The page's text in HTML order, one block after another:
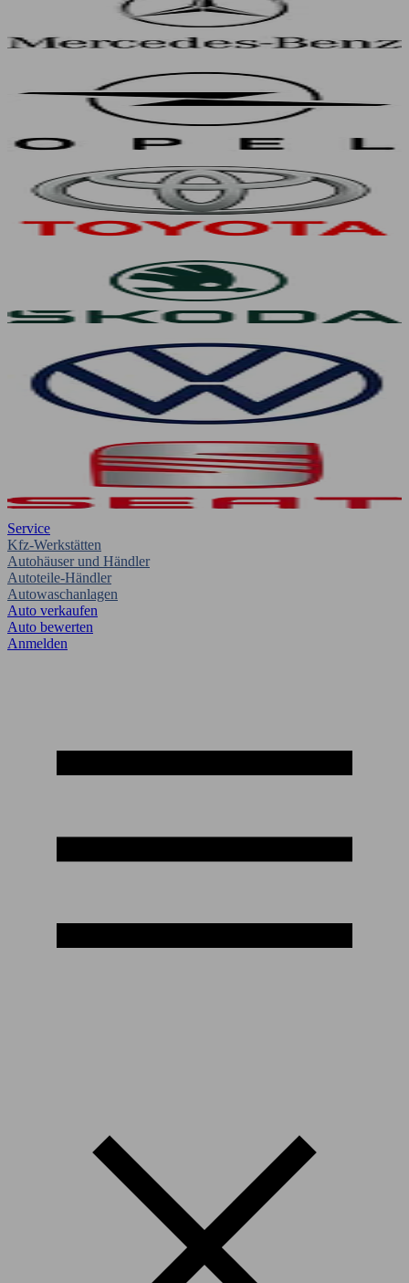
Service
Kfz-Werkstätten
Autohäuser und Händler
Autoteile-Händler
Autowaschanlagen
Auto verkaufen
Auto bewerten
Anmelden